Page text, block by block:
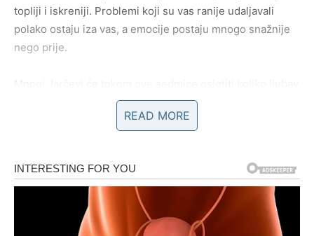
topliji i iskreniji. Problemi koji su vas ranije udaljavali
polako ostaju iza vas, a emocije postaju mnogo snažnije
nego prije.
može biti mirna i lijepa kada postoji pravo razumijevanje.
prilike
Zvijezde vam donose i veoma zanimljive promjene na
poslovnom planu. Moguće su nove poslovne prilike,
READ MORE